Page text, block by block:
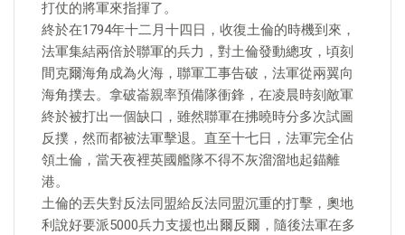
打仗的將軍來指揮了。
終於在1794年十二月十四日，收復土倫的時機到來，
法軍集結兩倍於聯軍的兵力，對土倫發動總攻，頃刻
間克爾海角成為火海，聯軍工事告破，法軍從兩翼向
海角撲去。拿破崙親率預備隊衝鋒，在凌晨時刻敵軍
終於被打出一個缺口，雖然聯軍在拂曉時分多次試圖
反撲，然而都被法軍擊退。直至十七日，法軍完全佔
領土倫，當天夜裡英國艦隊不得不灰溜溜地起錨離
港。
土倫的丟失對反法同盟給反法同盟沉重的打擊，奧地
利說好要派5000兵力支援也出爾反爾，隨後法軍在多